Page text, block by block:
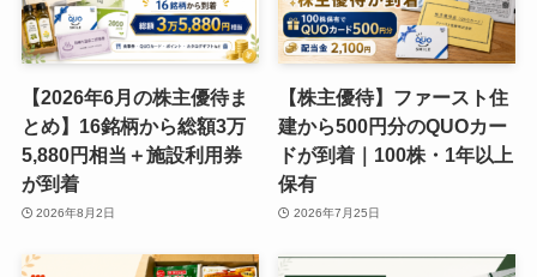
【2026年6月の株主優待ま
とめ】16銘柄から総額3万
5,880円相当＋施設利用券
が到着
2026年8月2日
【株主優待】ファースト住
建から500円分のQUOカー
ドが到着｜100株・1年以上
保有
2026年7月25日